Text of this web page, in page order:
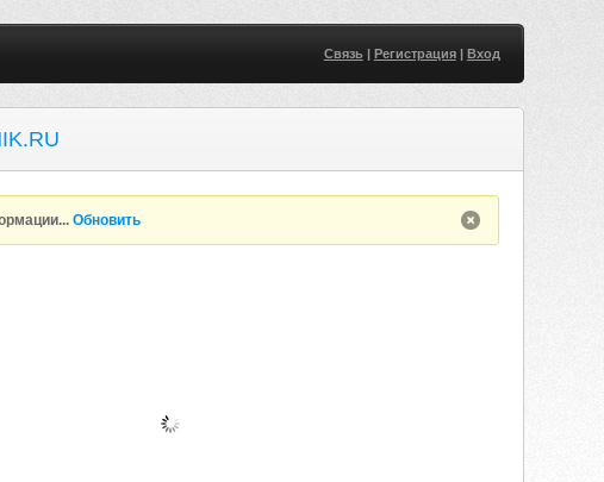
Связь| Регистрация| Вход
Обновить